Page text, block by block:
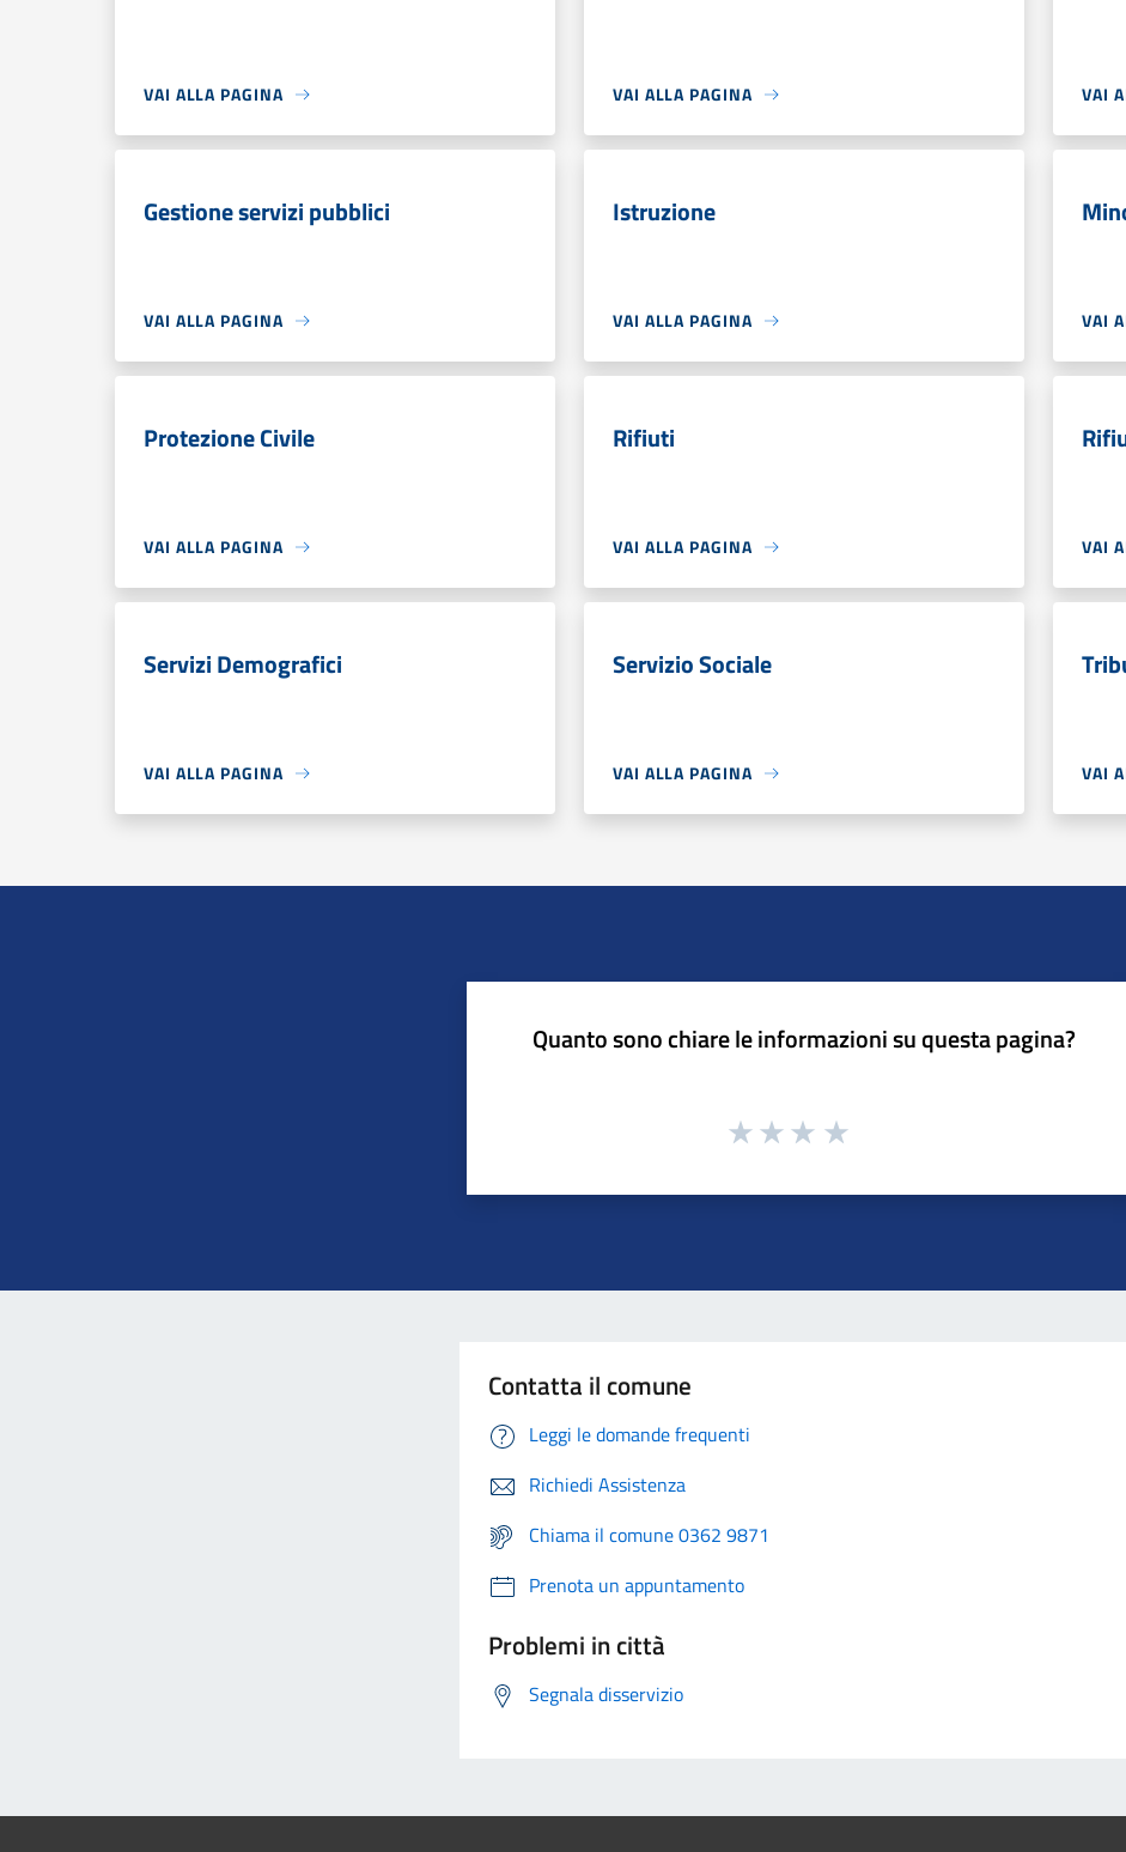
VAI ALLA PAGINA VAI ALLA PAGINA VAI
Gestione servizi pubblici
VAI ALLA PAGINA
Istruzione
VAI ALLA PAGINA VAI
Protezione Civile
VAI ALLA PAGINA
Rifiuti
VAI ALLA PAGINA VAI
Servizi Demografici
VAI ALLA PAGINA
Servizio Sociale
VAI ALLA PAGINA VAI
Quanto sono chiare le informazioni su questa pagina?
Contatta il comune
Leggi le domande frequenti
Richiedi Assistenza
Chiama il comune 0362 9871
Prenota un appuntamento
Problemi in città
Segnala disservizio